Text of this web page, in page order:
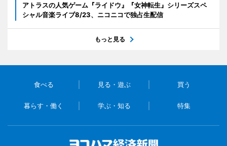
アトラスの人気ゲーム『ライドウ』『女神転生』シリーズスペ
シャル音楽ライブ8/23、ニコニコで独占生配信
もっと見る
食べる 見る・遊ぶ 買う
暮らす・働く 学ぶ・知る 特集